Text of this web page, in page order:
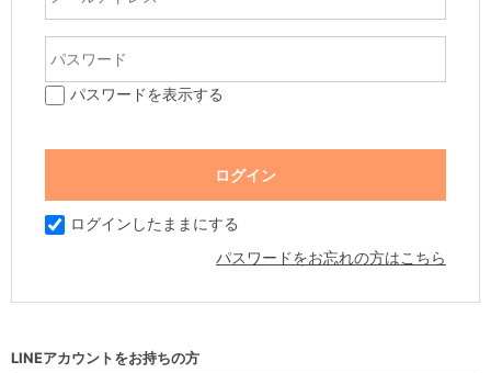
パスワードを表示する
ログインしたままにする
パスワードをお忘れの方はこちら
LINEアカウントをお持ちの方